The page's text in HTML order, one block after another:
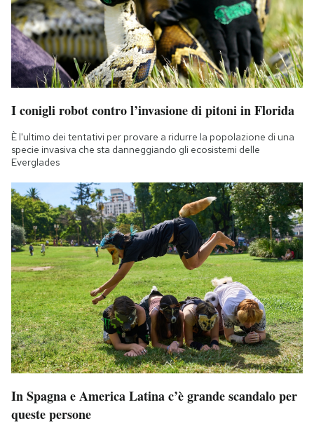
I conigli robot contro l’invasione di pitoni in Florida
È l'ultimo dei tentativi per provare a ridurre la popolazione di una
specie invasiva che sta danneggiando gli ecosistemi delle
Everglades
In Spagna e America Latina c’è grande scandalo per
queste persone